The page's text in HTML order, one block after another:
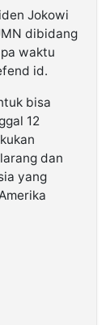
Jokowi
dibidang
waktu
id.
bisa
12
dan
yang